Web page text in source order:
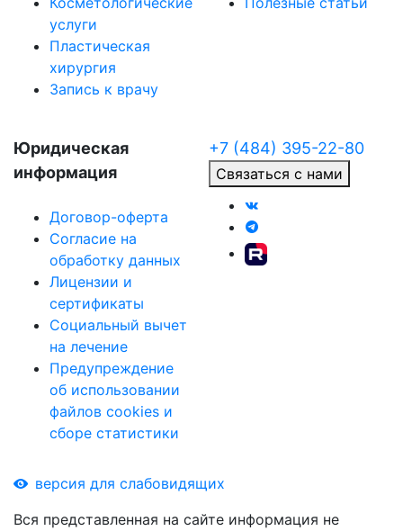
услуги
Пластическая
хирургия
Запись к врачу
Юридическая
информация
Договор-оферта
Согласие на
обработку данных
Лицензии и
сертификаты
Социальный вычет
на лечение
Предупреждение
об использовании
файлов cookies и
сборе статистики
+7 (484) 395-22-80
Связаться с нами
версия для слабовидящих
Вся представленная на сайте информация не